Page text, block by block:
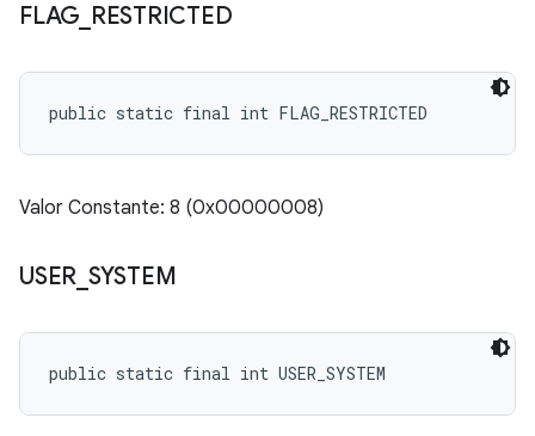
FLAG RESTRICTED
public static final int FLAG_RESTRICTED
Valor Constante: 8 (0x00000008)
USER SYSTEM
public static final int USER_SYSTEM